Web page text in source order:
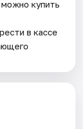
купить
в кассе